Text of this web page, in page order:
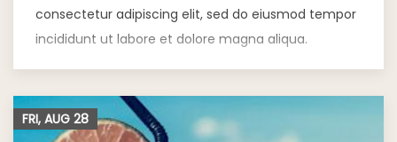
consectetur adipiscing elit, sed do eiusmod tempor
incididunt ut labore et dolore magna aliqua.
FRI, AUG 28